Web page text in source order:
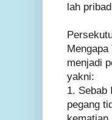
lah
menjadi
yakni:
1. Sebab
pegang